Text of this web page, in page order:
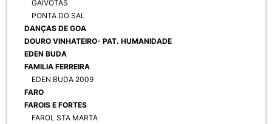
GAIVOTAS
PONTA DO SAL
DANÇAS DE GOA
DOURO VINHATEIRO- PAT. HUMANIDADE
EDEN BUDA
FAMILIA FERREIRA
EDEN BUDA 2009
FARO
FAROIS E FORTES
FAROL STA MARTA